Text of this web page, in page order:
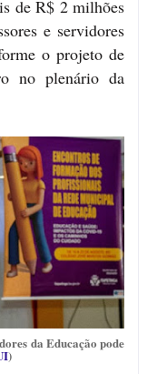
de R$ 2 milhões
e servidores
o projeto de
no plenário da
da Educação pode
)